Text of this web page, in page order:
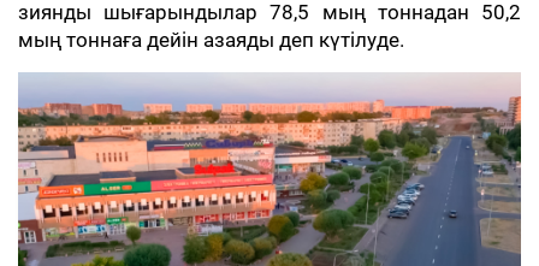
зиянды шығарындылар 78,5 мың тоннадан 50,2
мың тоннаға дейін азаяды деп күтілуде.